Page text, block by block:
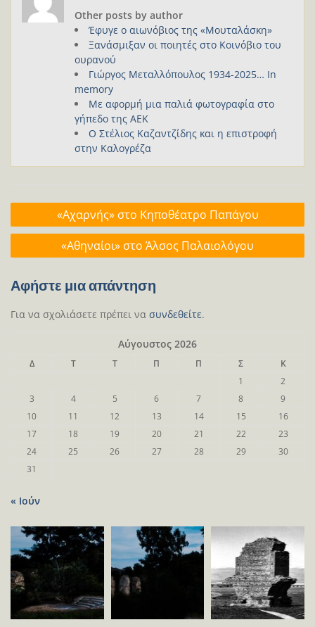
Other posts by author
Έφυγε ο αιωνόβιος της «Μουταλάσκη»
Ξανάσμιξαν οι ποιητές στο Κοινόβιο του
ουρανού
Γιώργος Μεταλλόπουλος 1934-2025… In
memory
Με αφορμή μια παλιά φωτογραφία στο
γήπεδο της ΑΕΚ
Ο Στέλιος Καζαντζίδης και η επιστροφή
στην Καλογρέζα
Πλοήγηση
άρθρων
«Αχαρνής» στο Κηποθέατρο Παπάγου
«Αθηναίοι» στο Άλσος Παλαιολόγου
Αφήστε μια απάντηση
Για να σχολιάσετε πρέπει να συνδεθείτε.
Αύγουστος 2026
Δ Τ Τ Π Π Σ
Κ
1
2
3
4 5 6 7 8
9
10
11 12 13 14 15
16
17
18 19 20 21 22
23
24
25 26 27 28 29
30
31
« Ιούν